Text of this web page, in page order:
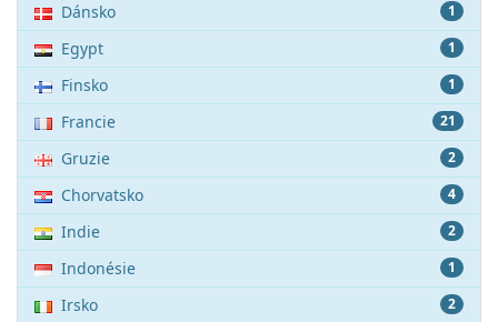
1
Dánsko
1
Egypt
1
Finsko
21
Francie
2
Gruzie
4
Chorvatsko
2
Indie
1
Indonésie
2
Irsko